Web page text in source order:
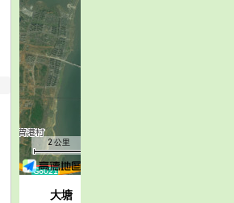
2 公里
大塘